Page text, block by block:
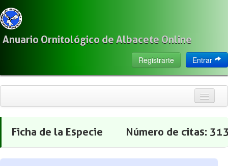
Anuario Ornitológico de Albacete Online
Entrar
Registrarte
Citas
Ficha de la Especie Número de citas: